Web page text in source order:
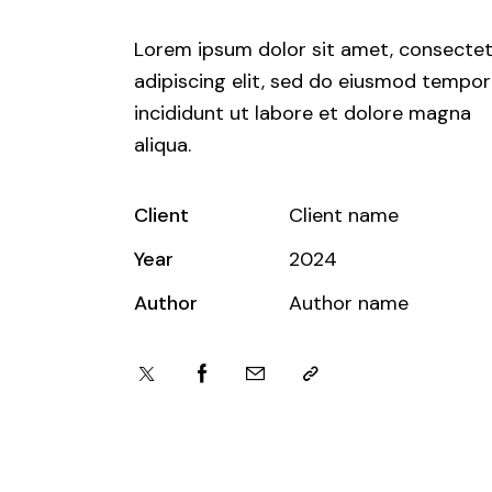
Lorem ipsum dolor sit amet,
adipiscing elit, sed do eiusmod tempor
incididunt ut labore et dolore magna
aliqua.
Client
Client name
Year
2024
Author
Author name